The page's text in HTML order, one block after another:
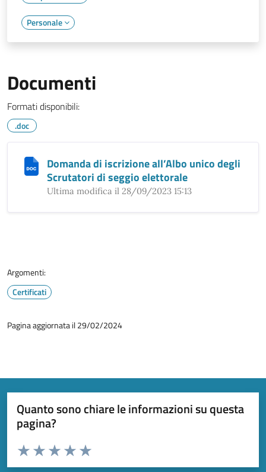
Personale
Documenti
Formati disponibili:
.doc
Domanda di iscrizione all’Albo unico degli
Scrutatori di seggio elettorale
Ultima modifica il 28/09/2023 15:13
Argomenti:
Certificati
Pagina aggiornata il 29/02/2024
Quanto sono chiare le informazioni su questa
pagina?
Valuta da 1 a 5 stelle la pagina
Valuta 5 stelle su 5
Valuta 4 stelle su 5
Valuta 3 stelle su 5
Valuta 2 stelle su 5
Valuta 1 stelle su 5